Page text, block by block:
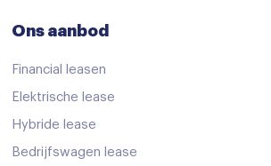
Ons aanbod
Financial leasen
Elektrische lease
Hybride lease
Bedrijfswagen lease